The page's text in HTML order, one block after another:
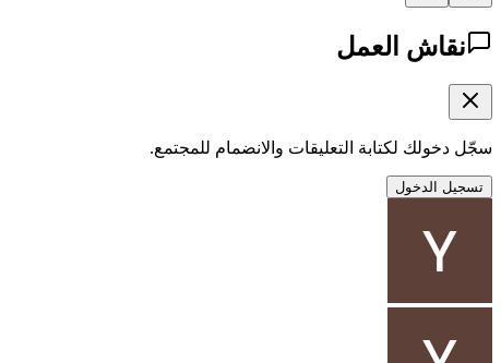
نقاش العمل
سجّل دخولك لكتابة التعليقات والانضمام للمجتمع.
تسجيل الدخول